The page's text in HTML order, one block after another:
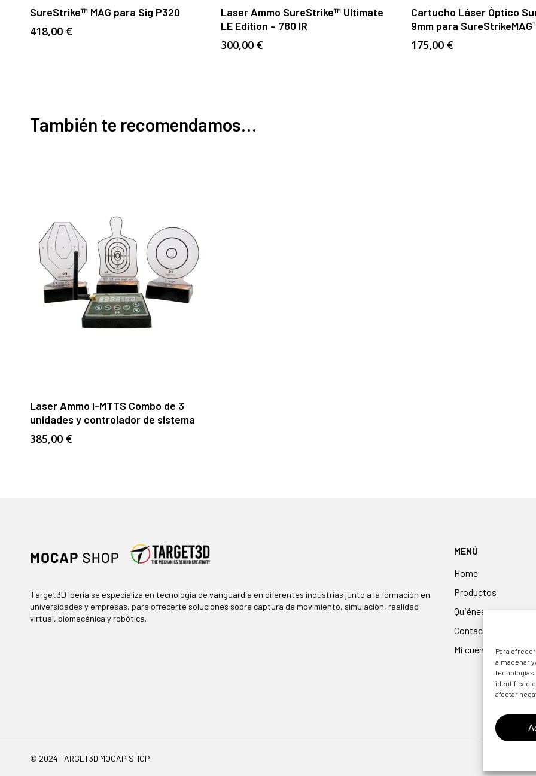
Para
almacenar
tecnologías
afectar
SureStrike™ MAG para Sig P320
418,00 €
Laser Ammo SureStrike™ Ultimate
LE Edition – 780 IR
300,00 €
Añadir Al Carrito
Cartucho Láser Óptico
9mm para
175,00 €
También te recomendamos…
Laser Ammo i-MTTS Combo de 3
unidades y controlador de sistema
385,00 €
Target3D Iberia se especializa en tecnología de vanguardia en diferentes industrias junto a la formación en
universidades y empresas, para ofrecerte soluciones sobre captura de movimiento, simulación, realidad
virtual, biomecánica y robótica.
MENÚ
Home
Productos
Quiénes somos
Contacto
Mi cuenta
© 2024 TARGET3D MOCAP SHOP